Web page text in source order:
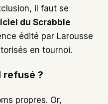
il faut se
du Scrabble
édité par Larousse
en tournoi.
refusé ?
propres. Or,